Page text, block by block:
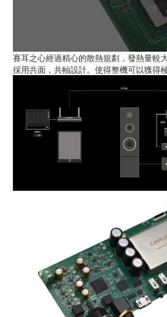
賽耳之心經過精心的散熱規劃，發熱量較
採用共面，共軸設計。使得整機可以獲得